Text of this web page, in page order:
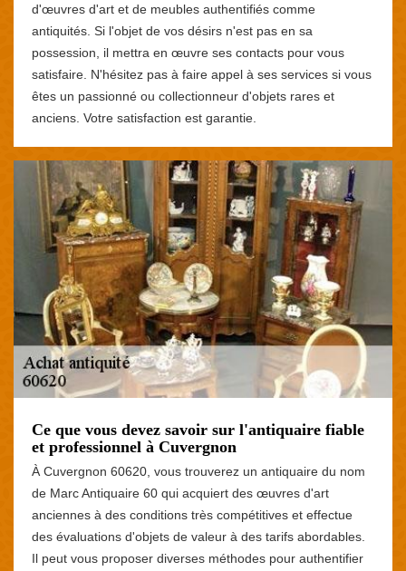
d'œuvres d'art et de meubles authentifiés comme
antiquités. Si l'objet de vos désirs n'est pas en sa
possession, il mettra en œuvre ses contacts pour vous
satisfaire. N'hésitez pas à faire appel à ses services si vous
êtes un passionné ou collectionneur d'objets rares et
anciens. Votre satisfaction est garantie.
Ce que vous devez savoir sur l'antiquaire fiable
et professionnel à Cuvergnon
À Cuvergnon 60620, vous trouverez un antiquaire du nom
de Marc Antiquaire 60 qui acquiert des œuvres d'art
anciennes à des conditions très compétitives et effectue
des évaluations d'objets de valeur à des tarifs abordables.
Il peut vous proposer diverses méthodes pour authentifier